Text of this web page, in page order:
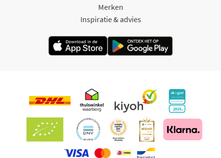
Merken
Inspiratie & advies